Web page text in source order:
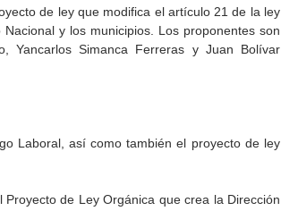
de ley que modifica el artículo 21 de la ley
y los municipios. Los proponentes son
Yancarlos Simanca Ferreras y Juan Bolívar
Laboral, así como también el proyecto de ley
de Ley Orgánica que crea la Dirección